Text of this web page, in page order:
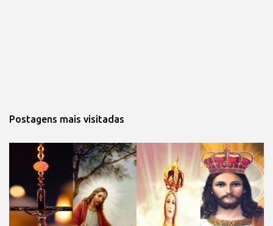
Postagens mais visitadas